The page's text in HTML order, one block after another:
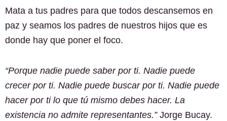
Mata a tus padres para que todos descansemos en
paz y seamos los padres de nuestros hijos que es
donde hay que poner el foco.
“Porque nadie puede saber por ti. Nadie puede
crecer por ti. Nadie puede buscar por ti. Nadie puede
hacer por ti lo que tú mismo debes hacer. La
existencia no admite representantes.”Jorge Bucay.